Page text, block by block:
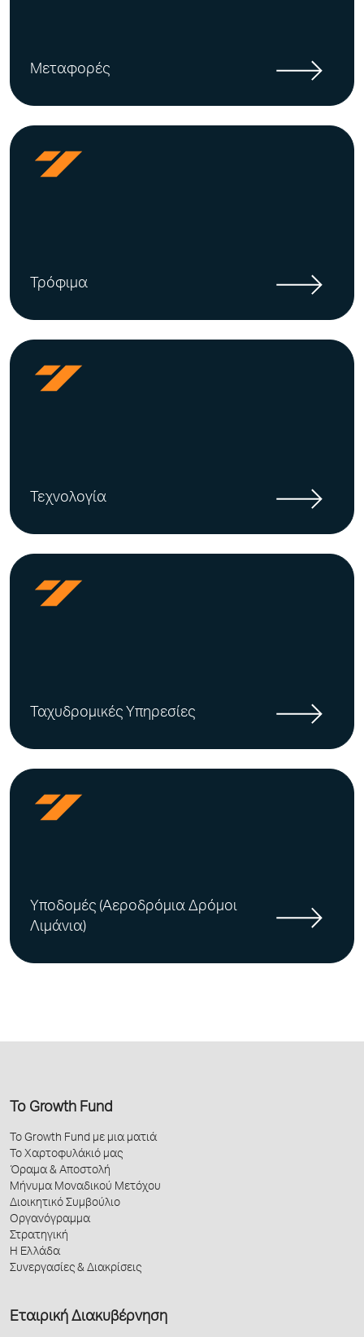
Μεταφορές
Τρόφιμα
Τεχνολογία
Ταχυδρομικές Υπηρεσίες
Υποδομές (Αεροδρόμια Δρόμοι
Λιμάνια)
Το Growth Fund
Το Growth Fund με μια ματιά
Το Χαρτοφυλάκιό μας
Όραμα & Αποστολή
Μήνυμα Μοναδικού Μετόχου
Διοικητικό Συμβούλιο
Οργανόγραμμα
Στρατηγική
Η Ελλάδα
Συνεργασίες & Διακρίσεις
Εταιρική Διακυβέρνηση